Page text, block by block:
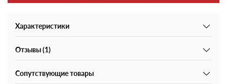
Характеристики
Отзывы (1)
Сопутствующие товары